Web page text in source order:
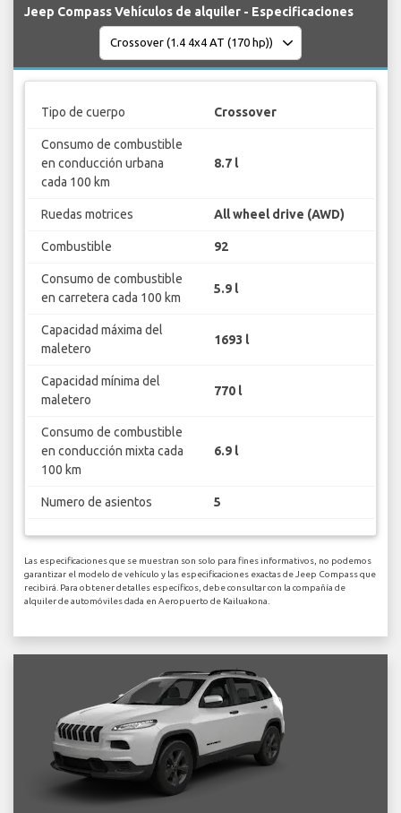
Jeep Compass Vehículos de alquiler - Especificaciones
Tipo de cuerpo Crossover
Consumo de combustible
en conducción urbana
cada 100 km
8.7 l
Ruedas motrices All wheel drive (AWD)
Combustible 92
Consumo de combustible
en carretera cada 100 km
5.9 l
Capacidad máxima del
maletero
1693 l
Capacidad mínima del
maletero
770 l
Consumo de combustible
en conducción mixta cada
100 km
6.9 l
Numero de asientos 5
Las especificaciones que se muestran son solo para fines informativos, no podemos
garantizar el modelo de vehículo y las especificaciones exactas de Jeep Compass que
recibirá. Para obtener detalles específicos, debe consultar con la compañía de
alquiler de automóviles dada en Aeropuerto de Kailuakona.